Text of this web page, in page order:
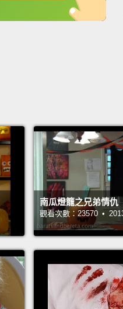
英
南瓜燈籠之兄弟情仇
觀看次數：23570 •